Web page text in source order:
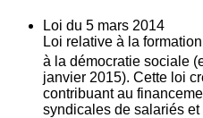
Loi du 5 mars 2014
Loi relative à la
à la démocratie sociale
janvier 2015). Cette loi
contribuant au
syndicales de salariés